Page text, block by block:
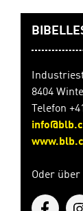
8404
Telefon
Oder